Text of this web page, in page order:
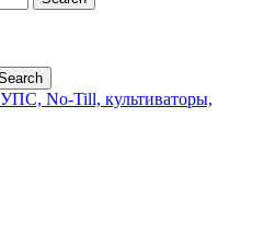
УПС, No-Till, культиваторы,